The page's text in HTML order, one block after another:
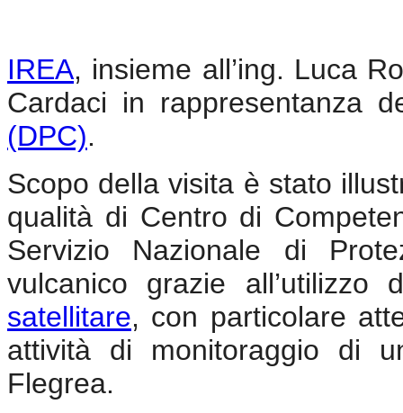
IREA, insieme all’ing. Luca
Cardaci in rappresentanza
(DPC).
Scopo della visita è stato
qualità di Centro di
Servizio Nazionale di
vulcanico grazie
satellitare, con particolare
attività di monitoraggio di
Flegrea.